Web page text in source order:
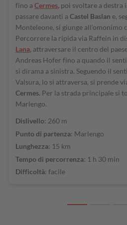
fino a Cermes, poi svoltare a destra
passare davanti a Castel Baslan e,
Monteleone, si giunge all’omonimo
Percorrere la ripida via Raffein in
Lana, attraversare il centro del
Andreas Hofer fino a quando il
si dirama a sinistra. Seguendo il
Valsura, lo si attraversa, si prende
Cermes. Per la strada principale si
Marlengo.
Dislivello: 260 m
Punto di partenza: Marlengo
Lunghezza: 15 km
Tempo di percorrenza: 1 h 30 min
Difficoltà: facile